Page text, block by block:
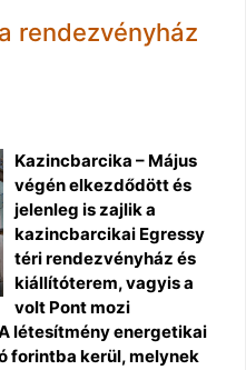
rendezvényház
Kazincbarcika – Május
végén elkezdődött és
jelenleg is zajlik a
kazincbarcikai Egressy
téri rendezvényház és
kiállítóterem, vagyis a
volt Pont mozi
létesítmény energetikai
forintba kerül, melynek